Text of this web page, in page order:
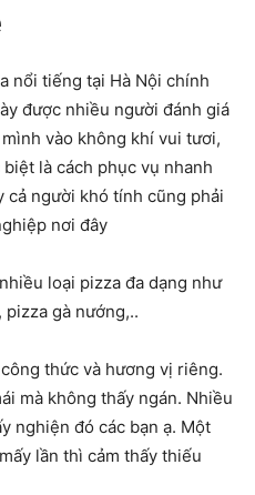
nổi tiếng tại Hà Nội chính
được nhiều người đánh giá
vào không khí vui tươi,
là cách phục vụ nhanh
cả người khó tính cũng phải
nơi đây
loại pizza đa dạng như
pizza gà nướng,..
thức và hương vị riêng.
mà không thấy ngán. Nhiều
nghiện đó các bạn ạ. Một
lần thì cảm thấy thiếu